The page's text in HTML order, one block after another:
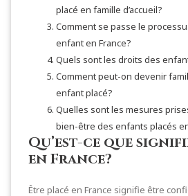
placé en famille d’accueil?
Comment se passe le
enfant en France?
Quels sont les droits des
Comment peut-on devenir
enfant placé?
Quelles sont les mesures
bien-être des enfants placés
Qu’est-ce que
en France?
Être placé en France signifie être